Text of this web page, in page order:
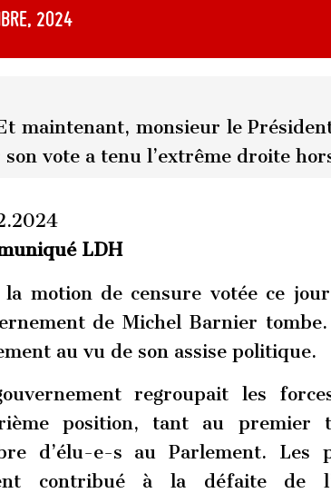
2024
maintenant, monsieur le
son vote a tenu l’extrême droite
LDH
la motion de censure votée ce
de Michel Barnier
au vu de son assise politique.
regroupait les
position, tant au premier
d’élu-e-s au Parlement. Les
contribué à la défaite de